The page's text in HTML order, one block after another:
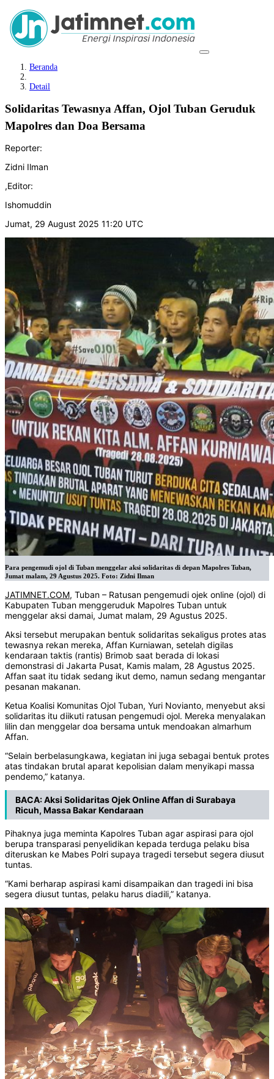
Beranda
Detail
Solidaritas Tewasnya Affan, Ojol Tuban Geruduk
Mapolres dan Doa Bersama
Reporter:
Zidni Ilman
,Editor:
Ishomuddin
Jumat, 29 August 2025 11:20 UTC
Para pengemudi ojol di Tuban menggelar aksi solidaritas di depan Mapolres Tuban,
Jumat malam, 29 Agustus 2025. Foto: Zidni Ilman
JATIMNET.COM, Tuban – Ratusan pengemudi ojek online (ojol) di
Kabupaten Tuban menggeruduk Mapolres Tuban untuk
menggelar aksi damai, Jumat malam, 29 Agustus 2025.
Aksi tersebut merupakan bentuk solidaritas sekaligus protes atas
tewasnya rekan mereka, Affan Kurniawan, setelah digilas
kendaraan taktis (rantis) Brimob saat berada di lokasi
demonstrasi di Jakarta Pusat, Kamis malam, 28 Agustus 2025.
Affan saat itu tidak sedang ikut demo, namun sedang mengantar
pesanan makanan.
Ketua Koalisi Komunitas Ojol Tuban, Yuri Novianto, menyebut aksi
solidaritas itu diikuti ratusan pengemudi ojol. Mereka menyalakan
lilin dan menggelar doa bersama untuk mendoakan almarhum
Affan.
“Selain berbelasungkawa, kegiatan ini juga sebagai bentuk protes
atas tindakan brutal aparat kepolisian dalam menyikapi massa
pendemo,” katanya.
BACA:Aksi Solidaritas Ojek Online Affan di Surabaya
Ricuh, Massa Bakar Kendaraan
Pihaknya juga meminta Kapolres Tuban agar aspirasi para ojol
berupa transparasi penyelidikan kepada terduga pelaku bisa
diteruskan ke Mabes Polri supaya tragedi tersebut segera diusut
tuntas.
“Kami berharap aspirasi kami disampaikan dan tragedi ini bisa
segera diusut tuntas, pelaku harus diadili,” katanya.